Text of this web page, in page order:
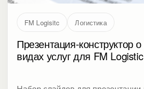
FM Logisitc Логистика
Презентация-конструктор
видах услуг для FM Logistic